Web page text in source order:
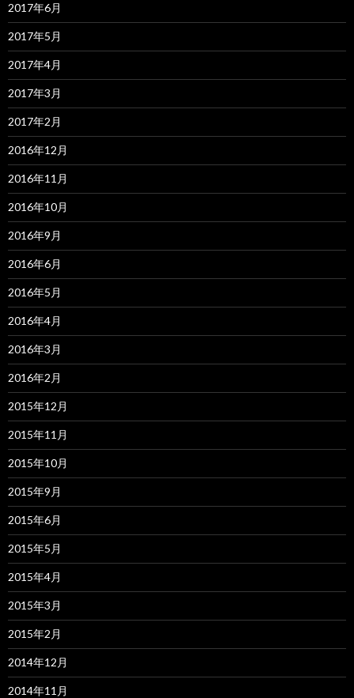
2017年6月
2017年5月
2017年4月
2017年3月
2017年2月
2016年12月
2016年11月
2016年10月
2016年9月
2016年6月
2016年5月
2016年4月
2016年3月
2016年2月
2015年12月
2015年11月
2015年10月
2015年9月
2015年6月
2015年5月
2015年4月
2015年3月
2015年2月
2014年12月
2014年11月